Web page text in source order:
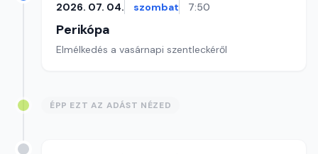
2026. 07. 04. szombat 7:50
Perikópa
Elmélkedés a vasárnapi szentleckéről
ÉPP EZT AZ ADÁST NÉZED